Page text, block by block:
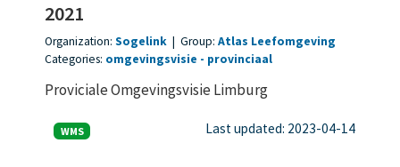
2021
Organization: Sogelink | Group: Atlas Leefomgeving
Categories: omgevingsvisie provinciaal
Proviciale Omgevingsvisie Limburg
WMS Last updated: 2023-04-14